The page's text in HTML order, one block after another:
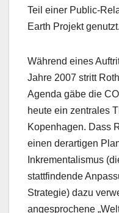
Teil einer Public-
Earth Projekt genutzt.
Während eines
Jahre 2007 stritt
Agenda gäbe die
heute ein zentrales
Kopenhagen. Dass
einen derartigen
Inkrementalismus
stattfindende
Strategie) dazu
angesprochene